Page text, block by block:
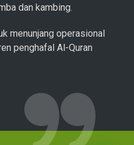
dan kambing.
menunjang operasional
penghafal Al-Quran